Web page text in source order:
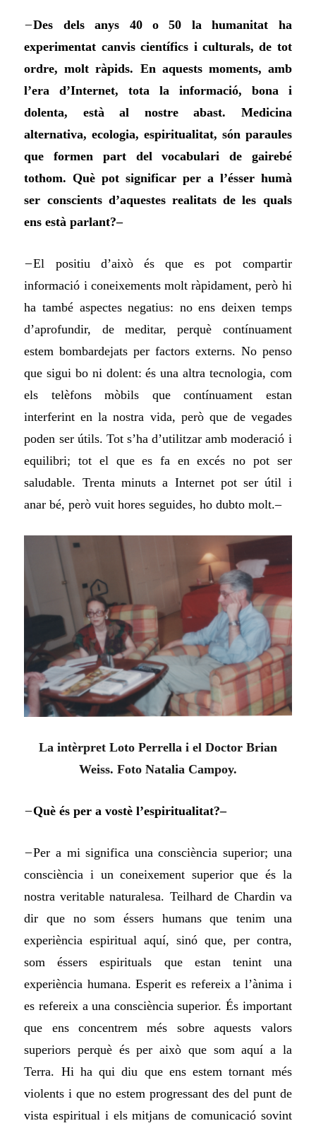
–Des dels anys 40 o 50 la humanitat ha
experimentat canvis científics i culturals, de tot
ordre, molt ràpids. En aquests moments, amb
l’era d’Internet, tota la informació, bona i
dolenta, està al nostre abast. Medicina
alternativa, ecologia, espiritualitat, són paraules
que formen part del vocabulari de gairebé
tothom. Què pot significar per a l’ésser humà
ser conscients d’aquestes realitats de les quals
ens està parlant?–
–El positiu d’això és que es pot compartir
informació i coneixements molt ràpidament, però hi
ha també aspectes negatius: no ens deixen temps
d’aprofundir, de meditar, perquè contínuament
estem bombardejats per factors externs. No penso
que sigui bo ni dolent: és una altra tecnologia, com
els telèfons mòbils que contínuament estan
interferint en la nostra vida, però que de vegades
poden ser útils. Tot s’ha d’utilitzar amb moderació i
equilibri; tot el que es fa en excés no pot ser
saludable. Trenta minuts a Internet pot ser útil i
anar bé, però vuit hores seguides, ho dubto molt.–
La intèrpret Loto Perrella i el Doctor Brian
Weiss. Foto Natalia Campoy.
–Què és per a vostè l’espiritualitat?–
–Per a mi significa una consciència superior; una
consciència i un coneixement superior que és la
nostra veritable naturalesa. Teilhard de Chardin va
dir que no som éssers humans que tenim una
experiència espiritual aquí, sinó que, per contra,
som éssers espirituals que estan tenint una
experiència humana. Esperit es refereix a l’ànima i
es refereix a una consciència superior. És important
que ens concentrem més sobre aquests valors
superiors perquè és per això que som aquí a la
Terra. Hi ha qui diu que ens estem tornant més
violents i que no estem progressant des del punt de
vista espiritual i els mitjans de comunicació sovint